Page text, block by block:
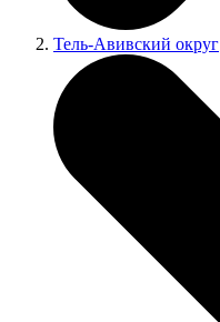
Тель-Авивский округ